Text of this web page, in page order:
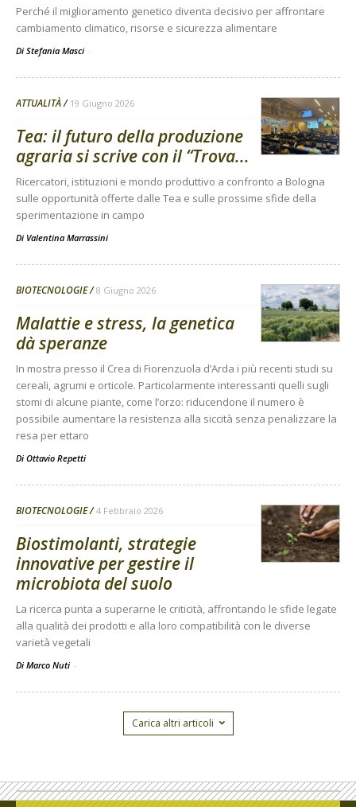
Perché il miglioramento genetico diventa decisivo per affrontare
cambiamento climatico, risorse e sicurezza alimentare
Di Stefania Masci -
ATTUALITÀ 19 Giugno 2026
Tea: il futuro della produzione
agraria si scrive con il “Trova...
Ricercatori, istituzioni e mondo produttivo a confronto a Bologna
sulle opportunità offerte dalle Tea e sulle prossime sfide della
sperimentazione in campo
Di Valentina Marrassini
BIOTECNOLOGIE 8 Giugno 2026
Malattie e stress, la genetica
dà speranze
In mostra presso il Crea di Fiorenzuola d’Arda i più recenti studi su
cereali, agrumi e orticole. Particolarmente interessanti quelli sugli
stomi di alcune piante, come l’orzo: riducendone il numero è
possibile aumentare la resistenza alla siccità senza penalizzare la
resa per ettaro
Di Ottavio Repetti
BIOTECNOLOGIE 4 Febbraio 2026
Biostimolanti, strategie
innovative per gestire il
microbiota del suolo
La ricerca punta a superarne le criticità, affrontando le sfide legate
alla qualità dei prodotti e alla loro compatibilità con le diverse
varietà vegetali
Di Marco Nuti -
Carica altri articoli